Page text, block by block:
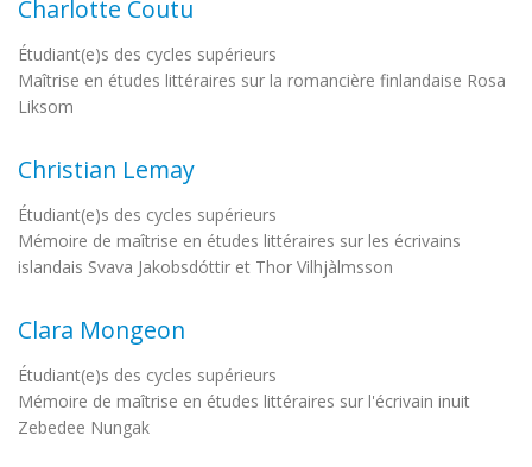
Charlotte Coutu
Étudiant(e)s des cycles supérieurs
Maîtrise en études littéraires sur la romancière finlandaise Rosa
Liksom
Christian Lemay
Étudiant(e)s des cycles supérieurs
Mémoire de maîtrise en études littéraires sur les écrivains
islandais Svava Jakobsdóttir et Thor Vilhjàlmsson
Clara Mongeon
Étudiant(e)s des cycles supérieurs
Mémoire de maîtrise en études littéraires sur l'écrivain inuit
Zebedee Nungak